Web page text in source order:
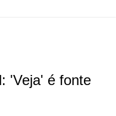
'Veja' é fonte